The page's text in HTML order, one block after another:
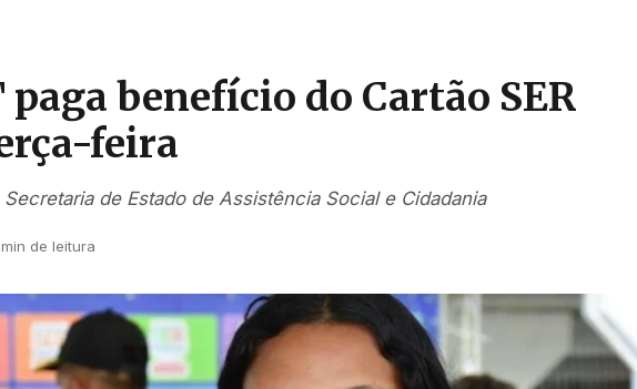
benefício do Cartão SER
feira
de Estado de Assistência Social e Cidadania
de leitura